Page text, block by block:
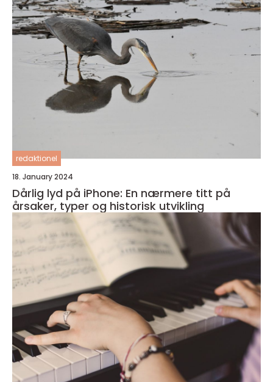
redaktionel
18. January 2024
Dårlig lyd på iPhone: En nærmere titt på
årsaker, typer og historisk utvikling